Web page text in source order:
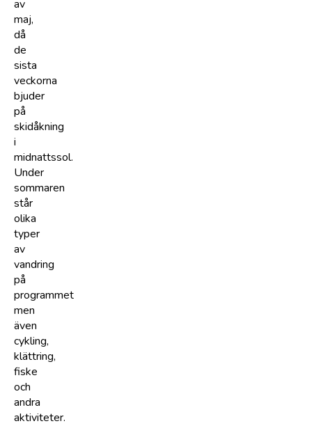
av
maj,
då
de
sista
veckorna
bjuder
på
skidåkning
i
midnattssol.
Under
sommaren
står
olika
typer
av
vandring
på
programmet
men
även
cykling,
klättring,
fiske
och
andra
aktiviteter.